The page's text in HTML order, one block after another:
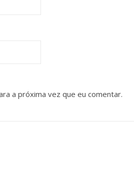
a próxima vez que eu comentar.